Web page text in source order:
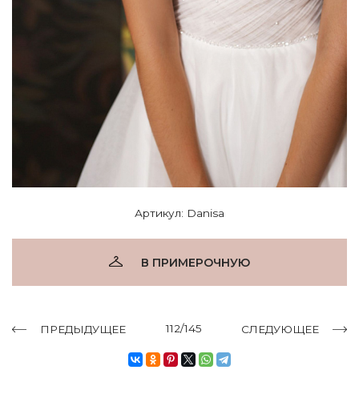
Артикул: Danisa
В ПРИМЕРОЧНУЮ
ПРЕДЫДУЩЕЕ 112/145 СЛЕДУЮЩЕЕ